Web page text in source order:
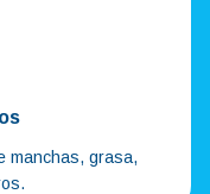
manchas, grasa,